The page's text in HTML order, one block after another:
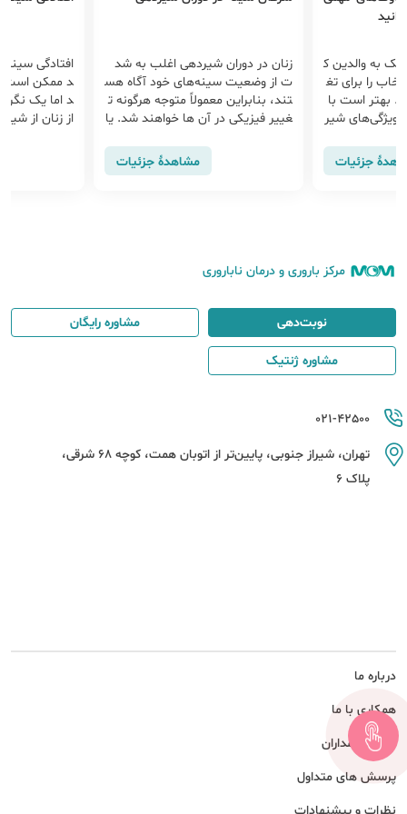
به والدین ک
را برای تغ
بهتر است با
ویژگی‌های شیر
وزن نوزاد
آشنا می‌شوی
جزئیات
زنان در دوران شیردهی اغلب به شد
ت از وضعیت سینه‌های خود آگاه هس
تند، بنابراین معمولاً متوجه هرگونه ت
غییر فیزیکی در آن ها خواهند شد. یا
ی رایج است و می تواند زنان را در مور
د سرطان سینه نگران کند.
مشاهدهٔ جزئیات
افتادگی
د ممکن است
د اما یک
از زنان از
مرکز باروری و درمان ناباروری
درباره ما
همکاری با ما
امور سهامداران
پرسش های متداول
021-42500
تهران، شیراز جنوبی، پایین‌تر از اتوبان همت، کوچه 68 شرقی،
پلاک 6
نوبت‌دهی مشاوره رایگان
مشاوره ژنتیک